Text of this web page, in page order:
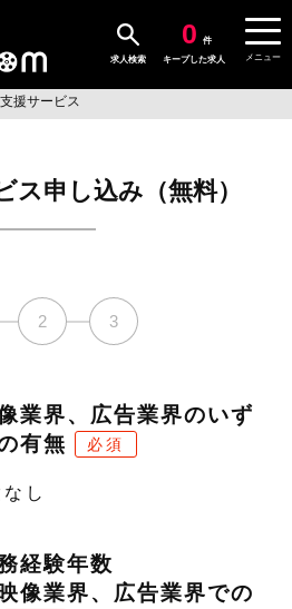
求人検索
0
件
キープした求人
メニュー
援サービス
ス申し込み（無料）
2 3
業界、広告業界のいず
有無
必須
し
経験年数
像業界、広告業界での